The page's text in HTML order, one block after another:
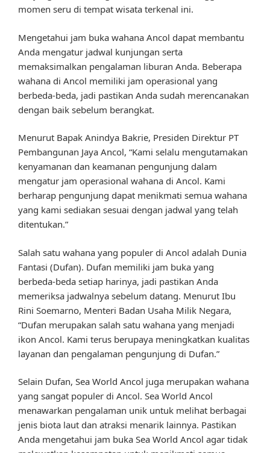
momen seru di tempat wisata terkenal ini.
Mengetahui jam buka wahana Ancol dapat membantu
Anda mengatur jadwal kunjungan serta
memaksimalkan pengalaman liburan Anda. Beberapa
wahana di Ancol memiliki jam operasional yang
berbeda-beda, jadi pastikan Anda sudah merencanakan
dengan baik sebelum berangkat.
Menurut Bapak Anindya Bakrie, Presiden Direktur PT
Pembangunan Jaya Ancol, “Kami selalu mengutamakan
kenyamanan dan keamanan pengunjung dalam
mengatur jam operasional wahana di Ancol. Kami
berharap pengunjung dapat menikmati semua wahana
yang kami sediakan sesuai dengan jadwal yang telah
ditentukan.”
Salah satu wahana yang populer di Ancol adalah Dunia
Fantasi (Dufan). Dufan memiliki jam buka yang
berbeda-beda setiap harinya, jadi pastikan Anda
memeriksa jadwalnya sebelum datang. Menurut Ibu
Rini Soemarno, Menteri Badan Usaha Milik Negara,
“Dufan merupakan salah satu wahana yang menjadi
ikon Ancol. Kami terus berupaya meningkatkan kualitas
layanan dan pengalaman pengunjung di Dufan.”
Selain Dufan, Sea World Ancol juga merupakan wahana
yang sangat populer di Ancol. Sea World Ancol
menawarkan pengalaman unik untuk melihat berbagai
jenis biota laut dan atraksi menarik lainnya. Pastikan
Anda mengetahui jam buka Sea World Ancol agar tidak